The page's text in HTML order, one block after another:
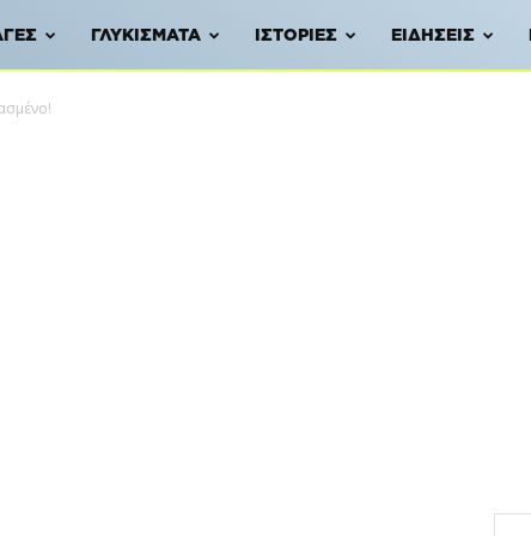
ΓΛΥΚΊΣΜΑΤΑ ΙΣΤΟΡΊΕΣ ΕΙΔΉΣΕΙΣ